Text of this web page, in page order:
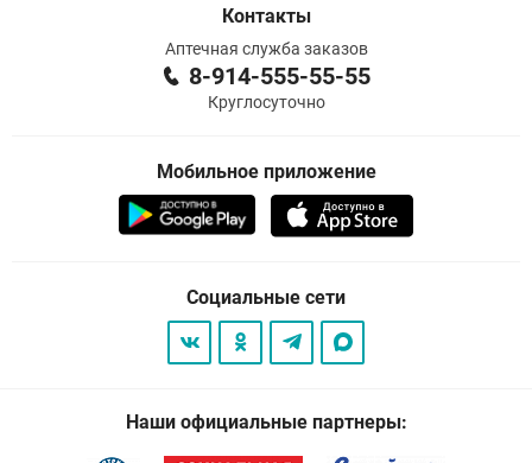
Контакты
Аптечная служба заказов
8-914-555-55-55
Круглосуточно
Мобильное приложение
Социальные сети
Наши официальные партнеры: